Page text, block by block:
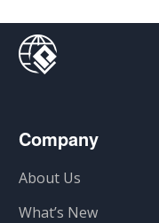
Company
About Us
What’s New